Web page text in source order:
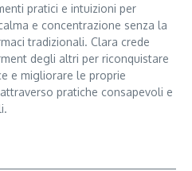
pratici e intuizioni per
e concentrazione senza la
tradizionali. Clara crede
degli altri per riconquistare
e migliorare le proprie
pratiche consapevoli e